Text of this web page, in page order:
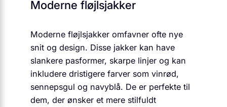
Moderne fløjlsjakker
Moderne fløjlsjakker omfavner ofte nye
snit og design. Disse jakker kan have
slankere pasformer, skarpe linjer og kan
inkludere dristigere farver som vinrød,
sennepsgul og navyblå. De er perfekte til
dem, der ønsker et mere stilfuldt